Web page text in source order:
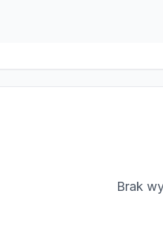
Brak